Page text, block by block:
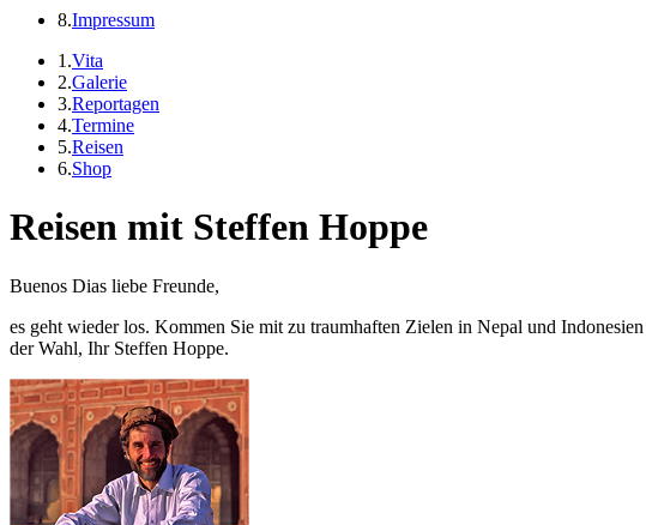
8.Impressum
1.Vita
2.Galerie
3.Reportagen
4.Termine
5.Reisen
6.Shop
Reisen mit Steffen Hoppe
Buenos Dias liebe Freunde,
es geht wieder los. Kommen Sie mit zu traumhaften Zielen in Nepal und
der Wahl, Ihr Steffen Hoppe.